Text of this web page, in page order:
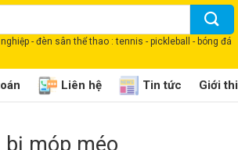
- đèn sân thể thao : tennis - pickleball - bóng đá
Liên hệ Tin tức Giới
bị móp méo